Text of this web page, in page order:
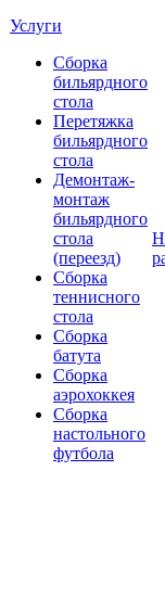
Услуги
Сборка
бильярдного
стола
Перетяжка
бильярдного
стола
Демонтаж-
монтаж
бильярдного
стола
(переезд)
Сборка
теннисного
стола
Сборка
батута
Сборка
аэрохоккея
Сборка
настольного
футбола